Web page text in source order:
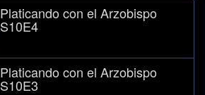
Platicando con el Arzobispo
S10E4
Platicando con el Arzobispo
S10E3